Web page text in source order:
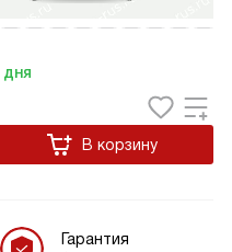
дня
В корзину
Гарантия